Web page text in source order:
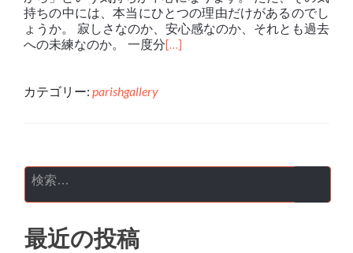
持ちの中には、本当にひとつの理由だけがあるのでし
ょうか。 寂しさなのか、安心感なのか、それとも過去
への未練なのか。 一度分[…]
カテゴリー: parishgallery
投稿ナビゲーション
検索:
最近の投稿